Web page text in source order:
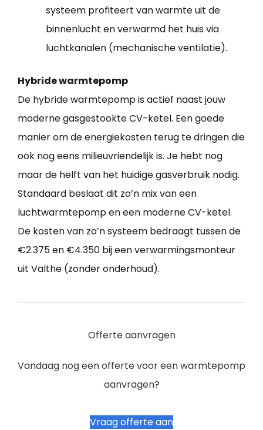
systeem profiteert van warmte uit de
binnenlucht en verwarmd het huis via
luchtkanalen (mechanische ventilatie).
Hybride warmtepomp
De hybride warmtepomp is actief naast jouw
moderne gasgestookte CV-ketel. Een goede
manier om de energiekosten terug te dringen die
ook nog eens milieuvriendelijk is. Je hebt nog
maar de helft van het huidige gasverbruik nodig.
Standaard beslaat dit zo’n mix van een
luchtwarmtepomp en een moderne CV-ketel.
De kosten van zo’n systeem bedraagt tussen de
€2.375 en €4.350 bij een verwarmingsmonteur
uit Valthe (zonder onderhoud).
Offerte aanvragen
Vandaag nog een offerte voor een warmtepomp
aanvragen?
Vraag offerte aan